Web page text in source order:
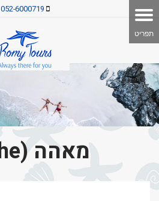
052-6000719
מאהה (Mahe)